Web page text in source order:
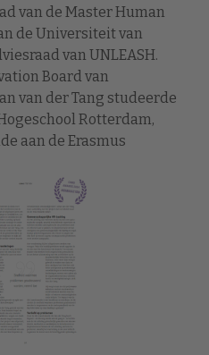
van de Master Human
de Universiteit van
van UNLEASH.
Board van
van der Tang studeerde
Rotterdam,
aan de Erasmus